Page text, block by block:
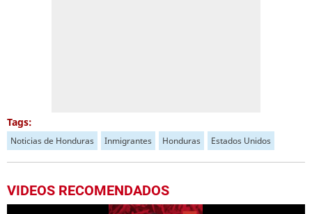
Tags:
Noticias de Honduras Inmigrantes Honduras Estados Unidos
VIDEOS RECOMENDADOS